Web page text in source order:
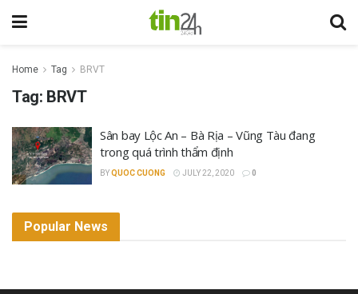
Home Tag BRVT
Tag: BRVT
Sân bay Lộc An – Bà Rịa – Vũng Tàu đang
trong quá trình thẩm định
BYQUOC CUONG JULY 22, 2020 0
Popular News